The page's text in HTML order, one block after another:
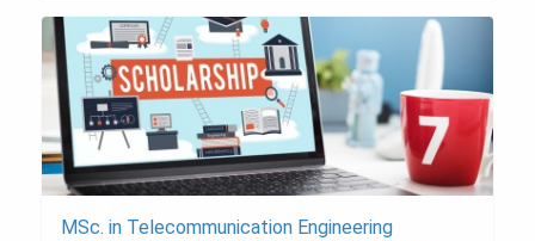
MSc. in Telecommunication Engineering